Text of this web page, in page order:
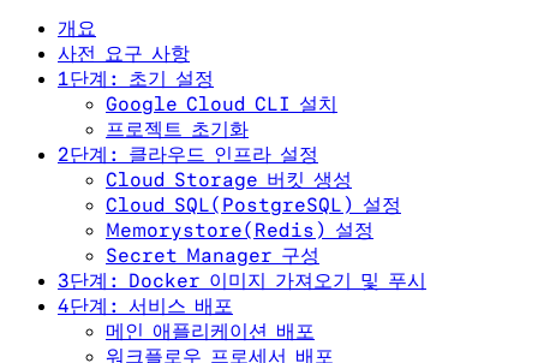
개요
사전 요구 사항
1단계: 초기 설정
Google Cloud CLI 설치
프로젝트 초기화
2단계: 클라우드 인프라 설정
Cloud Storage 버킷 생성
Cloud SQL(PostgreSQL) 설정
Memorystore(Redis) 설정
Secret Manager 구성
3단계: Docker 이미지 가져오기 및 푸시
4단계: 서비스 배포
메인 애플리케이션 배포
워크플로우 프로세서 배포